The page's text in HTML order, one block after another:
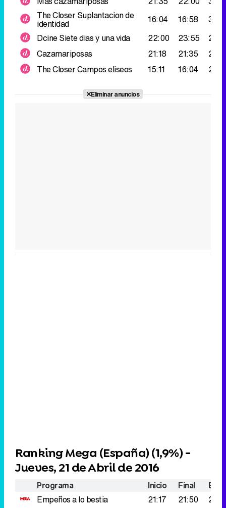
The CloserSuplantacion de
identidad 16:04 16:58
DcineSiete dias y una vida 22:00 23:55
Cazamariposas
21:18 21:35
The CloserCampos eliseos 15:11 16:04
Eliminar anuncios
Ranking Mega (España) (1,9%) -
Jueves, 21 de Abril de 2016
Programa Inicio Final
Empeños a lo bestia
21:17 21:50